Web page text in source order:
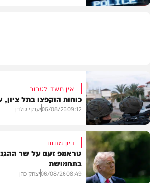
חדשות
אין חשד לטרור
כוחות הוקפצו בתל ציון,
09:12
06/08/26יענקי גולדן
דיון מתוח
טראמפ זעם על שר
בתחמושת
08:49
06/08/26יצחק כהן